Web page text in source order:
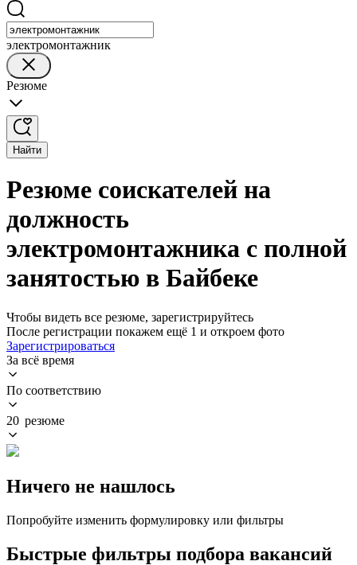
электромонтажник
Резюме
Найти
Резюме соискателей на
должность
электромонтажника с полной
занятостью в Байбеке
Чтобы видеть все резюме, зарегистрируйтесь
После регистрации покажем ещё 1 и откроем фото
Зарегистрироваться
За всё время
По соответствию
20 резюме
Ничего не нашлось
Попробуйте изменить формулировку или фильтры
Быстрые фильтры подбора вакансий